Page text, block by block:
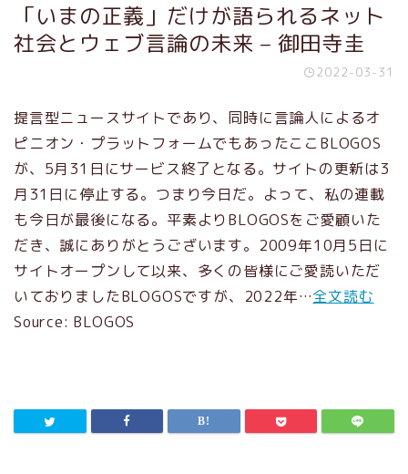
「いまの正義」だけが語られるネット
社会とウェブ言論の未来 – 御田寺圭
2022-03-31
提言型ニュースサイトであり、同時に言論人によるオ
ピニオン・プラットフォームでもあったここBLOGOS
が、5月31日にサービス終了となる。サイトの更新は3
月31日に停止する。つまり今日だ。よって、私の連載
も今日が最後になる。平素よりBLOGOSをご愛顧いた
だき、誠にありがとうございます。2009年10月5日に
サイトオープンして以来、多くの皆様にご愛読いただ
いておりましたBLOGOSですが、2022年…全文読む
Source: BLOGOS